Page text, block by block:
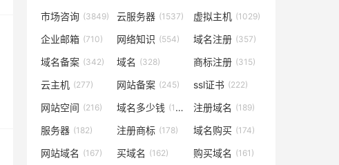
市场咨询 (3849) 云服务器 (1537) 虚拟主机 (1029)
企业邮箱 (710) 网络知识 (554) 域名注册 (357)
域名备案 (342) 域名 (328) 商标注册 (315)
云主机 (277) 网站备案 (245) ssl证书 (222)
网站空间 (216) 域名多少钱 (194) 注册域名 (189)
服务器 (182) 注册商标 (178) 域名购买 (174)
网站域名 (167) 买域名 (162) 购买域名 (161)